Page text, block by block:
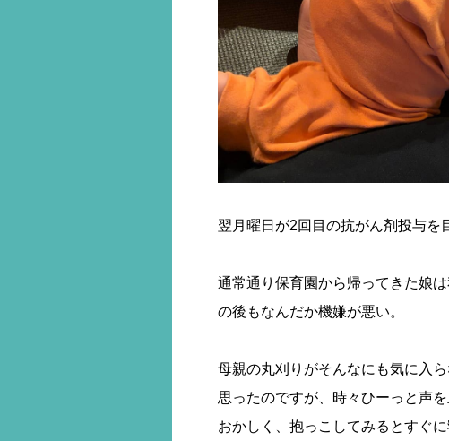
翌月曜日が2回目の抗がん剤投与を
通常通り保育園から帰ってきた娘
の後もなんだか機嫌が悪い。
母親の丸刈りがそんなにも気に入
思ったのですが、時々ひーっと声
おかしく、抱っこしてみるとすぐに